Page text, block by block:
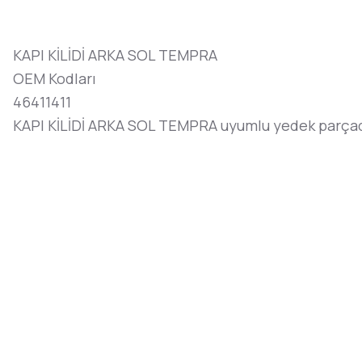
KAPI KİLİDİ ARKA SOL TEMPRA
OEM Kodları
46411411
KAPI KİLİDİ ARKA SOL TEMPRA uyumlu yedek